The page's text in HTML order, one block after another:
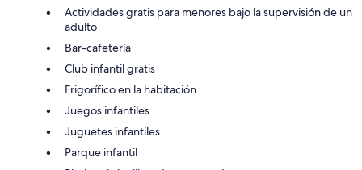
Actividades gratis para menores bajo la supervisión de un
adulto
Bar-cafetería
Club infantil gratis
Frigorífico en la habitación
Juegos infantiles
Juguetes infantiles
Parque infantil